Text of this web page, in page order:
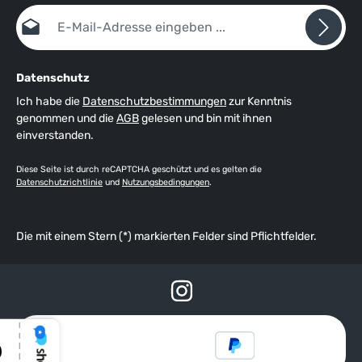
E-Mail-Adresse*
Datenschutz
Ich habe die Datenschutzbestimmungenzur Kenntnis
genommen und dieAGBgelesen und bin mit ihnen
einverstanden.
Diese Seite ist durch reCAPTCHA geschützt und es gelten die
Datenschutzrichtlinie und Nutzungsbedingungen.
Die mit einem Stern (*) markierten Felder sind Pflichtfelder.